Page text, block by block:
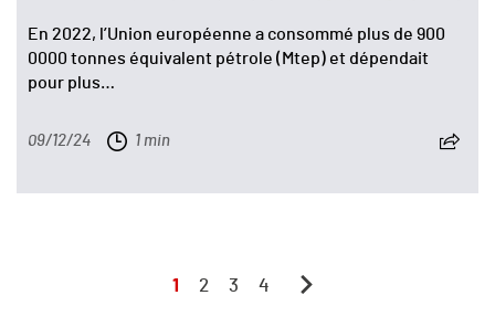
En 2022, l’Union européenne a consommé plus de 900
0000 tonnes équivalent pétrole (Mtep) et dépendait
pour plus…
09/12/24 1 min
1 2 3 4